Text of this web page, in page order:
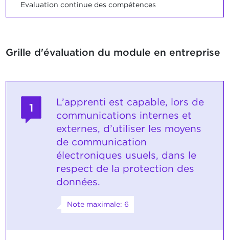
Evaluation continue des compétences
Grille d'évaluation du module en entreprise
1
L’apprenti est capable, lors de
communications internes et
externes, d’utiliser les moyens
de communication
électroniques usuels, dans le
respect de la protection des
données.
Note maximale: 6